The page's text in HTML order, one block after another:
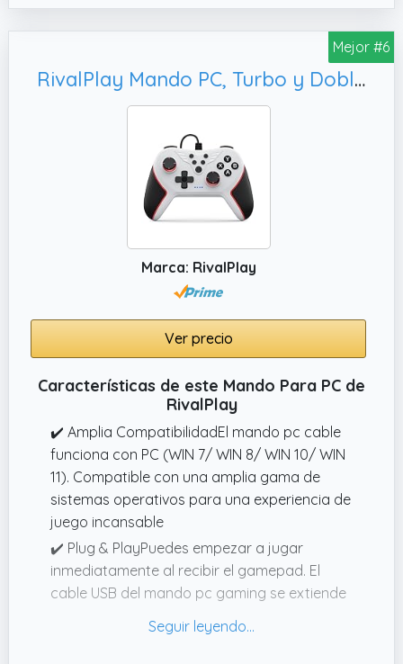
✔️ Iluminación RGB Genial. Un Regalo que
Brilla con Estilo Sumérgete en la aventura
EasySMX X15 mando pc, ideal para los
amantes de los videojuegos y la tecnología.
✔️ Compatible con Black Myth: Wukong.
EasySMX X15 Controlador compatible con
Especial. Sorprende a tus seres queridos o
amigos con X15 mando pc moderno: ideal
para gamers, estudiantes, hombres, mujeres
Mejor #6
RivalPlay Mando PC, Turbo y Doble Vibración- Plug & Play
Marca: RivalPlay
Ver precio
Características de este Mando Para PC de
RivalPlay
✔️ Amplia CompatibilidadEl mando pc cable
funciona con PC (WIN 7/ WIN 8/ WIN 10/ WIN
11). Compatible con una amplia gama de
sistemas operativos para una experiencia de
juego incansable
✔️ Plug & PlayPuedes empezar a jugar
inmediatamente al recibir el gamepad. El
cable USB del mando pc gaming se extiende
cierta distancia de la consola con